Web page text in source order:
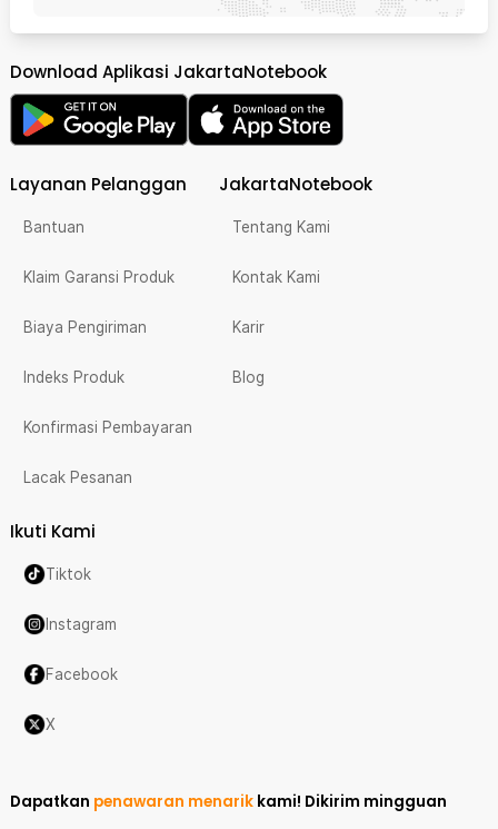
Download Aplikasi JakartaNotebook
Layanan Pelanggan
Bantuan
Klaim Garansi Produk
Biaya Pengiriman
Indeks Produk
Konfirmasi Pembayaran
Lacak Pesanan
JakartaNotebook
Tentang Kami
Kontak Kami
Karir
Blog
Ikuti Kami
Tiktok
Instagram
Facebook
X
Dapatkan penawaran menarik kami! Dikirim mingguan